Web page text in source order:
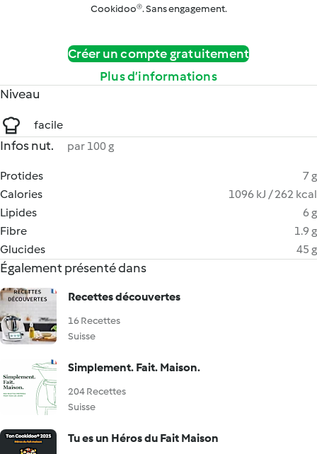
Cookidoo®. Sans engagement.
Créer un compte gratuitement
Plus d’informations
Niveau
facile
Infos nut. par 100 g
Protides
7 g
Calories
1096 kJ / 262 kcal
Lipides
6 g
Fibre
1.9 g
Glucides
45 g
Également présenté dans
Recettes découvertes
16 Recettes
Suisse
Simplement. Fait. Maison.
204 Recettes
Suisse
Tu es un Héros du Fait Maison